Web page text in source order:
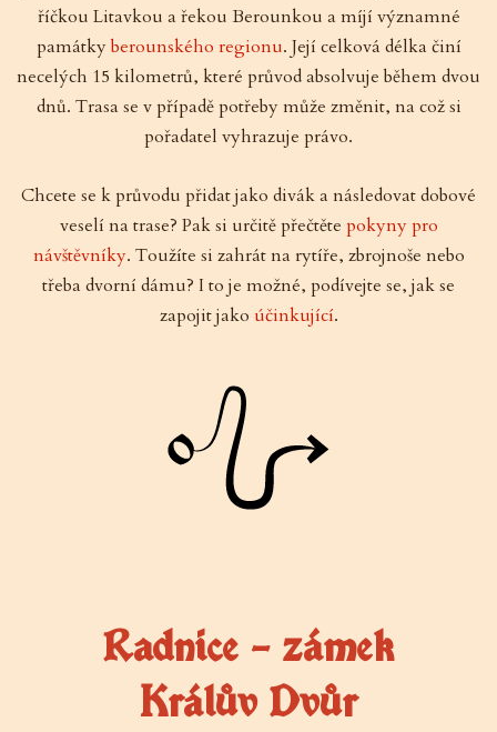
říčkou Litavkou a řekou Berounkou a míjí významné
památkyberounského regionu. Její celková délka činí
necelých 15 kilometrů, které průvod absolvuje během dvou
dnů. Trasa se v případě potřeby může změnit, na což si
pořadatel vyhrazuje právo.
Chcete se k průvodu přidat jako divák a následovat dobové
veselí na trase? Pak si určitě přečtěte pokyny pro
návštěvníky. Toužíte si zahrát na rytíře, zbrojnoše nebo
třeba dvorní dámu? I to je možné, podívejte se, jak se
zapojit jako účinkující.
Radnice – zámek
Králův Dvůr